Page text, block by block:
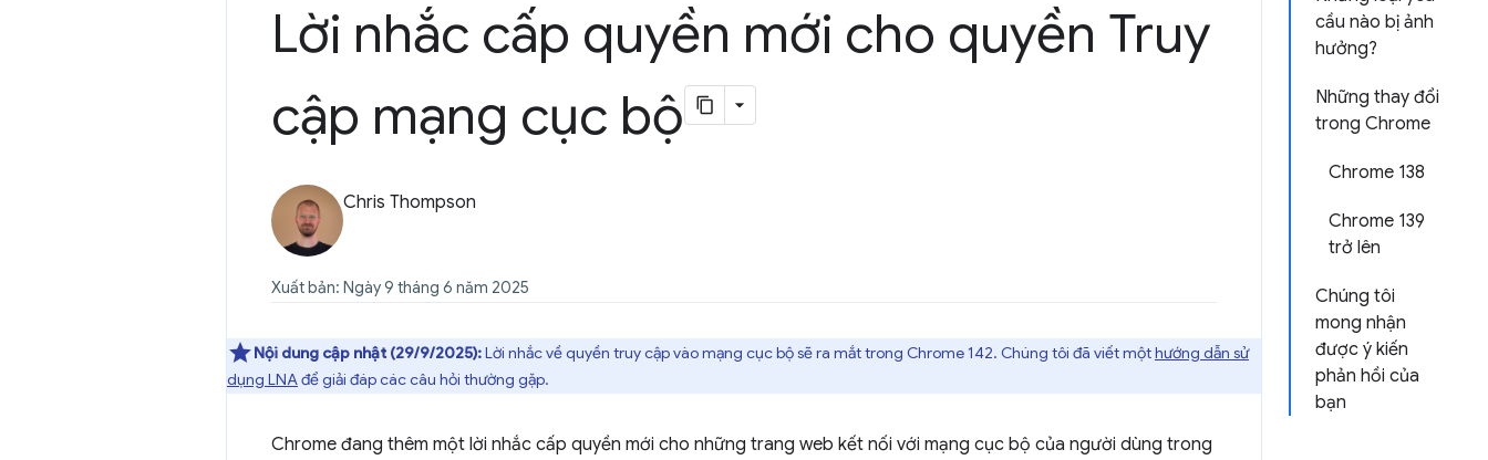
cầu nào bị ảnh
hưởng?
Những thay đổi
trong Chrome
Chrome 138
Chrome 139
trở lên
Chúng tôi
mong nhận
được ý kiến
phản hồi của
bạn
Lời nhắc cấp quyền mới cho quyền Truy
cập mạng cục bộ
Chris Thompson
Xuất bản: Ngày 9 tháng 6 năm 2025
Nội dung cập nhật (29/9/2025):Lời nhắc về quyền truy cập vào mạng cục bộ sẽ ra mắt trong Chrome 142. Chúng tôi đã viết mộthướng dẫn sử
dụng LNAđể giải đáp các câu hỏi thường gặp.
Chrome đang thêm một lời nhắc cấp quyền mới cho những trang web kết nối với mạng cục bộ của người dùng trong